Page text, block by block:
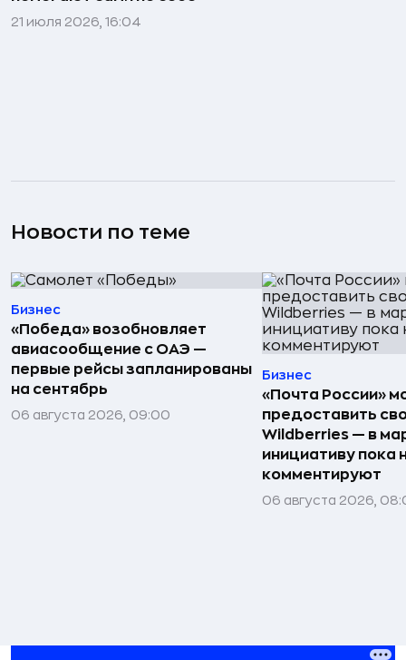
21 июля 2026, 16:04
Новости по теме
Бизнес
«Победа» возобновляет
авиасообщение с ОАЭ —
первые рейсы запланированы
на сентябрь
06 августа 2026, 09:00
Бизнес
«Почта России»
предоставить
Wildberries — в
инициативу пока
комментируют
06 августа 2026,